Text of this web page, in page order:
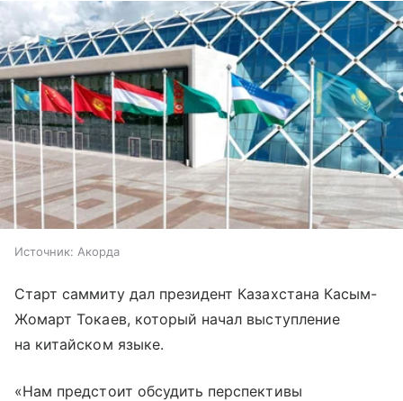
Источник: Акорда
Старт саммиту дал президент Казахстана Касым-
Жомарт Токаев, который начал выступление
на китайском языке.
«Нам предстоит обсудить перспективы